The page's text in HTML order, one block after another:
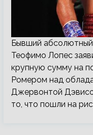
Бывший
Теофимо Лопес
крупную сумму на
Ромером над
Джервонтой
то, что пошли на